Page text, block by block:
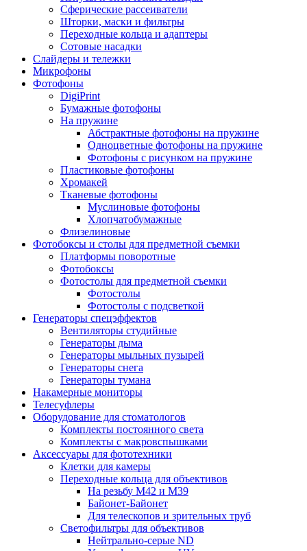
Сферические рассеиватели
Шторки, маски и фильтры
Переходные кольца и адаптеры
Сотовые насадки
Слайдеры и тележки
Микрофоны
Фотофоны
DigiPrint
Бумажные фотофоны
На пружине
Абстрактные фотофоны на пружине
Одноцветные фотофоны на пружине
Фотофоны с рисунком на пружине
Пластиковые фотофоны
Хромакей
Тканевые фотофоны
Муслиновые фотофоны
Хлопчатобумажные
Флизелиновые
Фотобоксы и столы для предметной съемки
Платформы поворотные
Фотобоксы
Фотостолы для предметной съемки
Фотостолы
Фотостолы с подсветкой
Генераторы спецэффектов
Вентиляторы студийные
Генераторы дыма
Генераторы мыльных пузырей
Генераторы снега
Генераторы тумана
Накамерные мониторы
Телесуфлеры
Оборудование для стоматологов
Комплекты постоянного света
Комплекты с макровспышками
Аксессуары для фототехники
Клетки для камеры
Переходные кольца для объективов
На резьбу М42 и М39
Байонет-Байонет
Для телескопов и зрительных труб
Светофильтры для объективов
Нейтрально-серые ND